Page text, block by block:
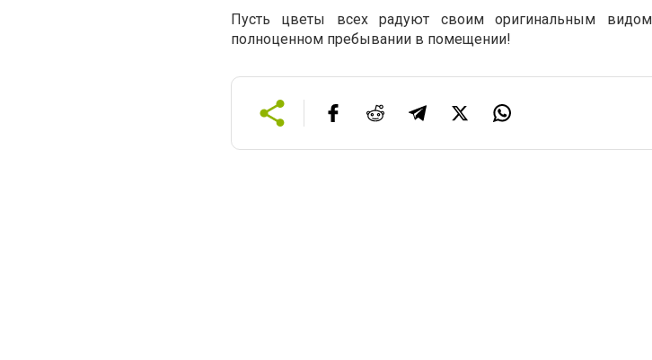
Пусть цветы всех радуют своим оригинальным
полноценном пребывании в помещении!